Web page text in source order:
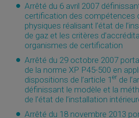
Arrêté du 6 avril 2007
certification des compétences
physiques réalisant l’état de
de gaz et les critères
organismes de certification
Arrêté du 29 octobre 2007
de la norme XP P45-500 en
dispositions de l’article 1 erde
définissant le modèle et la
de l’état de l’installation
Arrêté du 18 novembre 2013